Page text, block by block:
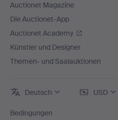
Auctionet Magazine
Die Auctionet-App
Auctionet Academy
Künstler und Designer
Themen- und Saalauktionen
Deutsch USD
Bedingungen